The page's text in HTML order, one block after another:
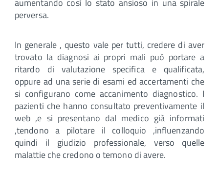
perversa.
In generale , questo vale per tutti, credere di aver
trovato la diagnosi ai propri mali può portare a
ritardo di valutazione specifica e qualificata,
oppure ad una serie di esami ed accertamenti che
si configurano come accanimento diagnostico. I
pazienti che hanno consultato preventivamente il
web ,e si presentano dal medico già informati
,tendono a pilotare il colloquio ,influenzando
quindi il giudizio professionale, verso quelle
malattie che credono o temono di avere.